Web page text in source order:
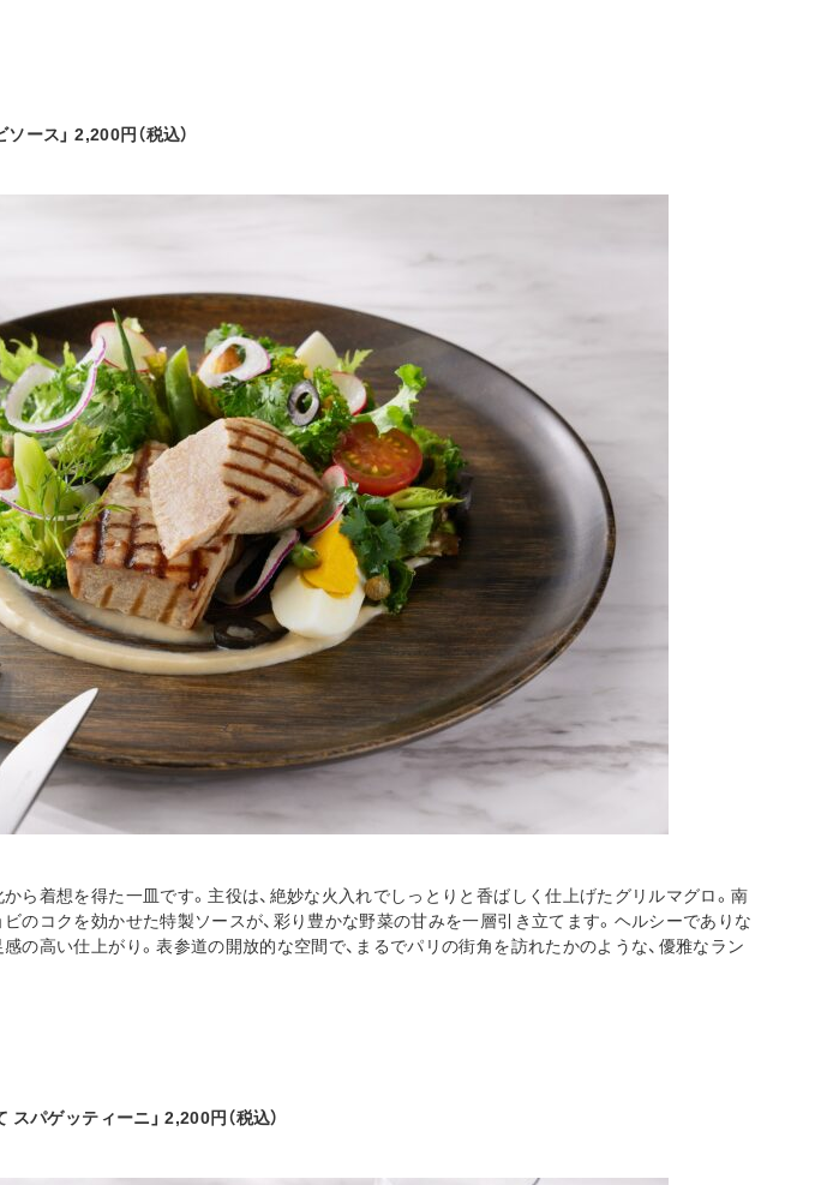
ース」 2,200円（税込）
ら着想を得た一皿です。主役は、絶妙な火入れでしっとりと香ばしく仕上げたグリルマグロ。南
のコクを効かせた特製ソースが、彩り豊かな野菜の甘みを一層引き立てます。ヘルシーでありな
の高い仕上がり。表参道の開放的な空間で、まるでパリの街角を訪れたかのような、優雅なラン
パゲッティーニ」 2,200円（税込）